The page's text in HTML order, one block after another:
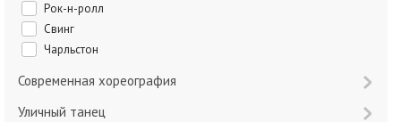
Рок-н-ролл
Свинг
Чарльстон
Современная хореография
Уличный танец